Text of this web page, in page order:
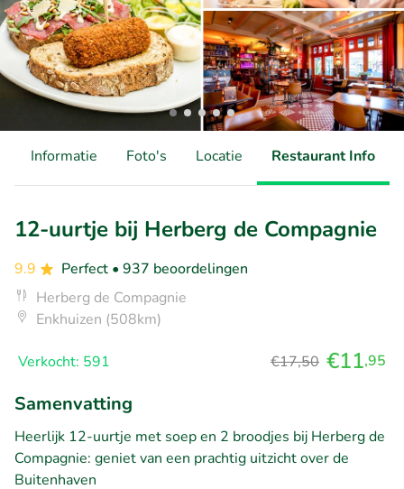
Informatie Foto's Locatie Restaurant Info
12-uurtje bij Herberg de Compagnie
9.9 Perfect • 937 beoordelingen
Herberg de Compagnie
Enkhuizen (508km)
Verkocht: 591 €17,50 €11,95
Samenvatting
Heerlijk 12-uurtje met soep en 2 broodjes bij Herberg de
Compagnie: geniet van een prachtig uitzicht over de
Buitenhaven